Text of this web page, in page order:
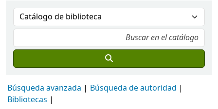
Búsqueda avanzada
Búsqueda de autoridad
Bibliotecas